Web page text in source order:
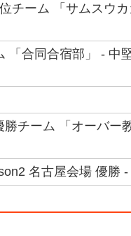
チーム 「サムスウ
「合同合宿部」 -
勝チーム 「オーバ
名古屋会場 優勝